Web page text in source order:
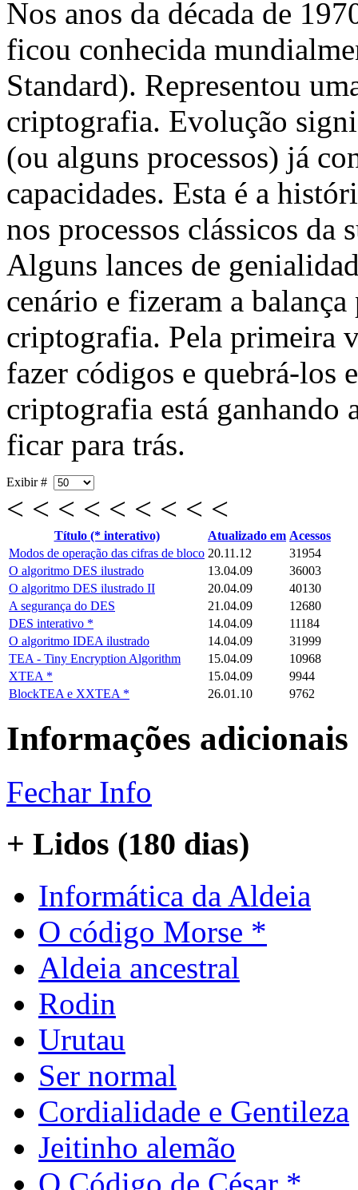
Nos anos da década de
ficou conhecida
Standard). Representou
criptografia. Evolução
(ou alguns processos) já
capacidades. Esta é a
nos processos clássicos da
Alguns lances de
cenário e fizeram a
criptografia. Pela primeira
fazer códigos e quebrá-los
criptografia está ganhando
ficar para trás.
Exibir #
< < < < < < < < <
Título (* interativo) Atualizado em Acessos
Modos de operação das cifras de bloco 20.11.12
31954
O algoritmo DES ilustrado
13.04.09
36003
O algoritmo DES ilustrado II
20.04.09
40130
A segurança do DES
21.04.09
12680
DES interativo *
14.04.09
11184
O algoritmo IDEA ilustrado
14.04.09
31999
TEA - Tiny Encryption Algorithm
15.04.09
10968
XTEA *
15.04.09
9944
BlockTEA e XXTEA *
26.01.10 9762
Informações adicionais
Fechar Info
+ Lidos (180 dias)
Informática da Aldeia
O código Morse *
Aldeia ancestral
Rodin
Urutau
Ser normal
Cordialidade e Gentileza
Jeitinho alemão
O Código de César *